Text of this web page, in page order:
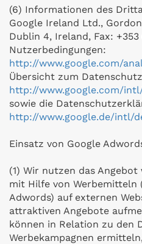
(6) Informationen des
Google Ireland Ltd.,
Dublin 4, Ireland, Fax: +353
Nutzerbedingungen:
http://www.google.com/
Übersicht zum
http://www.google.com/
sowie die
http://www.google.de/intl/
Einsatz von Google
(1) Wir nutzen das
mit Hilfe von Werbemitteln
Adwords) auf externen
attraktiven Angebote
können in Relation zu den
Werbekampagnen